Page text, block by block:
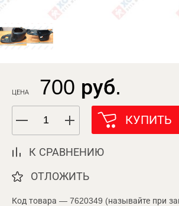
ЦЕНА 700 руб.
КУПИТЬ
К СРАВНЕНИЮ
ОТЛОЖИТЬ
Код товара — 7620349 (называйте при